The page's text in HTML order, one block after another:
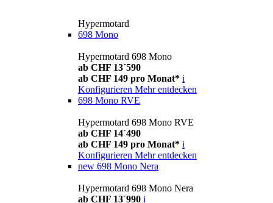
Hypermotard
698 Mono
Hypermotard 698 Mono
ab CHF 13´590
ab CHF 149 pro Monat* i
Konfigurieren Mehr entdecken
698 Mono RVE
Hypermotard 698 Mono RVE
ab CHF 14´490
ab CHF 149 pro Monat* i
Konfigurieren Mehr entdecken
new 698 Mono Nera
Hypermotard 698 Mono Nera
ab CHF 13´990 i